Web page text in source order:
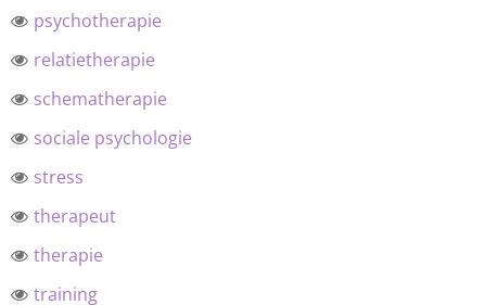
psychotherapie
relatietherapie
schematherapie
sociale psychologie
stress
therapeut
therapie
training